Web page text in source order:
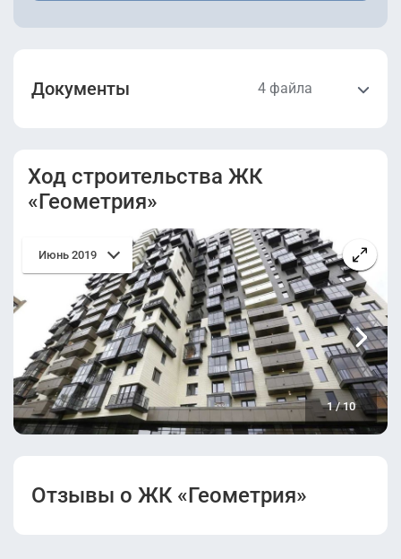
Документы 4 файла
Изменения в
проектную
декларацию.pdf
эксплуатацию.pdf
Ход строительства ЖК
«Геометрия»
Июнь 2019
1/10
Отзывы о ЖК «Геометрия»